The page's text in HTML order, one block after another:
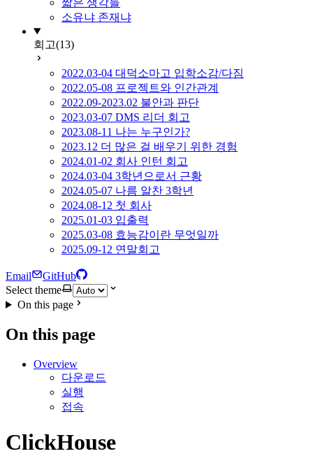
짧은 생각들
소유냐 존재냐
회고(13)
2022.03-04 대덕소마고 입학소감/다짐
2022.05-08 프로젝트와 인간관계
2022.09-2023.02 불안과 판단
2023.03-07 DMS 리더 회고
2023.08-11 나는 누구인가?
2023.12 더 많은 걸 배우기 위한 경험
2024.01-02 회사 인턴 회고
2024.03-04 3학년으로서 근황
2024.05-07 나름 알찬 3학년
2024.08-12 첫 회사
2025.01-03 입출력
2025.03-08 효능감이란 무엇일까
2025.09-12 연말회고
Email
GitHub
Select theme
On this page
On this page
Overview
다운로드
실행
접속
ClickHouse